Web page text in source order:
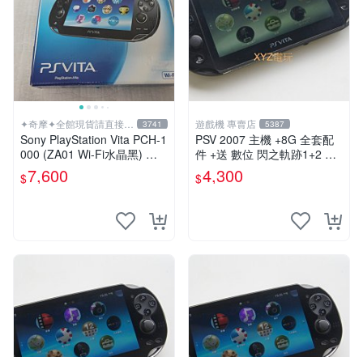
✦奇摩✦全館現貨請直接下
標
3741
Sony PlayStation Vita PCH-1
000 (ZA01 Wi-Fi水晶黑) 掌
上遊戲機 5英吋多點觸控螢幕
$7,600
遊戲機 專賣店 5387
PSV 2007 主機 +8G 全套配
件 +送 數位 閃之軌跡1+2 保
修一年 品質有保障
$4,300